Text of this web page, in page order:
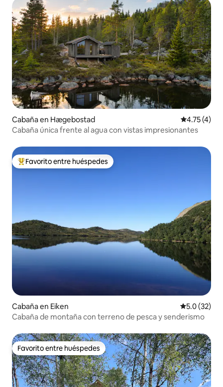
Cabaña en Hægebostad Calificación
4.75 (4)
Cabaña única frente al agua con vistas impresionantes
Favorito entre huéspedes preferido
Favorito entre huéspedes
Cabaña en Eiken Calificación
5.0 (32)
Cabaña de montaña con terreno de pesca y senderismo
Favorito entre huéspedes
Favorito entre huéspedes